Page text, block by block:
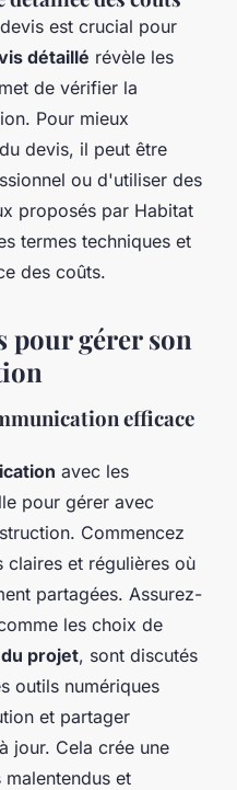
est crucial pour
détaillé révèle les
de vérifier la
Pour mieux
devis, il peut être
ou d'utiliser des
proposés par Habitat
termes techniques et
des coûts.
pour gérer son
efficace
avec les
pour gérer avec
Commencez
claires et régulières où
partagées. Assurez-
les choix de
projet, sont discutés
outils numériques
et partager
jour. Cela crée une
et